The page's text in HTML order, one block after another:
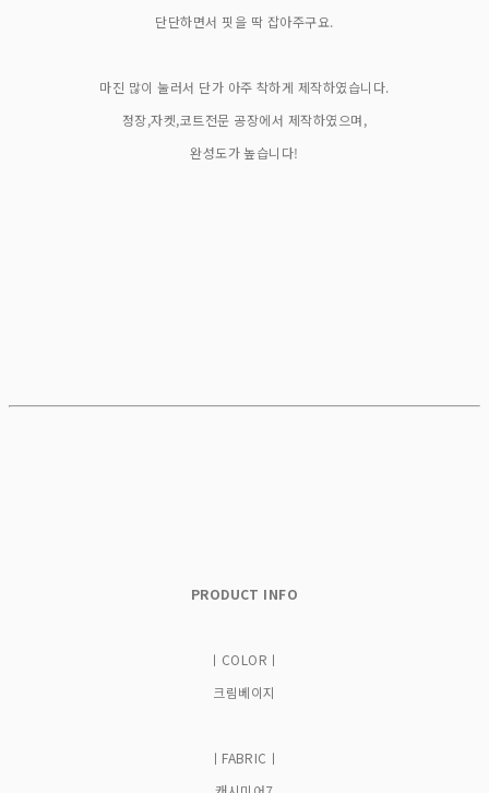
단단하면서 핏을 딱 잡아주구요.
마진 많이 눌러서 단가 아주 착하게 제작하였습니다.
정장,자켓,코트전문 공장에서 제작하였으며,
완성도가 높습니다!
PRODUCT INFO
ㅣCOLORㅣ
크림베이지
ㅣFABRICㅣ